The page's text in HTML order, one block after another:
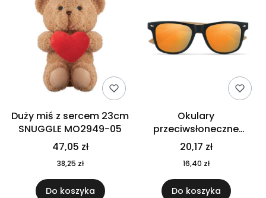
Duży miś z sercem 23cm
SNUGGLE MO2949-05
47,05 zł
38,25 zł
Do koszyka
Okulary
przeciwsłoneczne
CALIFORNIA TOUCH
MO9617-10
20,17 zł
16,40 zł
Do koszyka